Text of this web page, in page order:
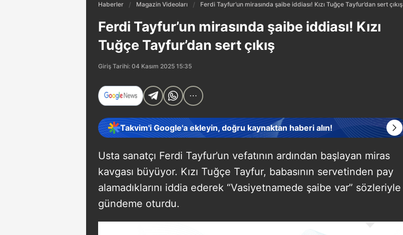
Haberler Magazin Videoları Ferdi Tayfur’un mirasında şaibe iddiası! Kızı Tuğçe Tayfur’dan sert çıkış
Ferdi Tayfur’un mirasında şaibe iddiası! Kızı
Tuğçe Tayfur’dan sert çıkış
Giriş Tarihi: 04 Kasım 2025 15:35
Takvim'i Google'a ekleyin, doğru kaynaktan haberi alın!
Usta sanatçı Ferdi Tayfur’un vefatının ardından başlayan miras
kavgası büyüyor. Kızı Tuğçe Tayfur, babasının servetinden pay
alamadıklarını iddia ederek “Vasiyetnamede şaibe var” sözleriyle
gündeme oturdu.